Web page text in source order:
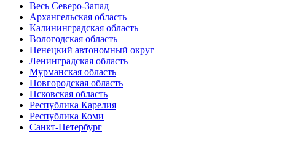
Весь Северо-Запад
Архангельская область
Калининградская область
Вологодская область
Ненецкий автономный округ
Ленинградская область
Мурманская область
Новгородская область
Псковская область
Республика Карелия
Республика Коми
Санкт-Петербург